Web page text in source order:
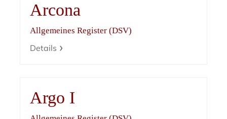
Arcona
Allgemeines Register (DSV)
Details
Argo I